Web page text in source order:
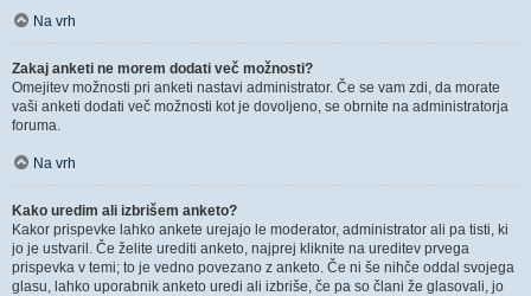
Na vrh
Zakaj anketi ne morem dodati več možnosti?
Omejitev možnosti pri anketi nastavi administrator. Če se vam zdi, da morate
vaši anketi dodati več možnosti kot je dovoljeno, se obrnite na administratorja
foruma.
Na vrh
Kako uredim ali izbrišem anketo?
Kakor prispevke lahko ankete urejajo le moderator, administrator ali pa tisti, ki
jo je ustvaril. Če želite urediti anketo, najprej kliknite na ureditev prvega
prispevka v temi; to je vedno povezano z anketo. Če ni še nihče oddal svojega
glasu, lahko uporabnik anketo uredi ali izbriše, če pa so člani že glasovali, jo